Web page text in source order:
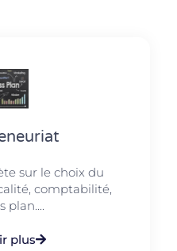
sur le choix du
comptabilité,
plan....
plus